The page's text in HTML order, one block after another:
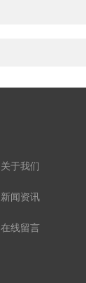
关于我们
新闻资讯
在线留言